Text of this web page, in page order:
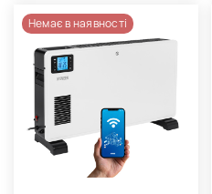
Немає в наявності